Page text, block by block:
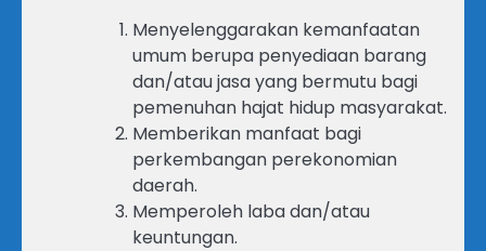
Menyelenggarakan kemanfaatan
umum berupa penyediaan barang
dan/atau jasa yang bermutu bagi
pemenuhan hajat hidup masyarakat.
Memberikan manfaat bagi
perkembangan perekonomian
daerah.
Memperoleh laba dan/atau
keuntungan.